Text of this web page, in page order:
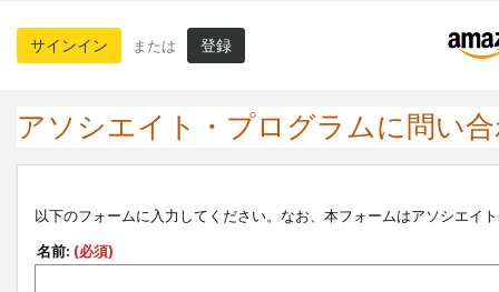
サインイン または 登録
アソシエイト・プログラムに問い
以下のフォームに入力してください。なお、本フォームはアソシエイ
名前: (必須)